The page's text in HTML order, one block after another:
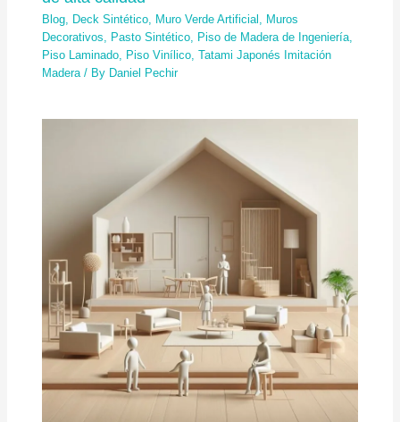
Blog, Deck Sintético, Muro Verde Artificial , Muros
Decorativos, Pasto Sintético, Piso de Madera de Ingeniería,
Piso Laminado, Piso Vinílico,Tatami Japonés Imitación
Madera/ By Daniel Pechir